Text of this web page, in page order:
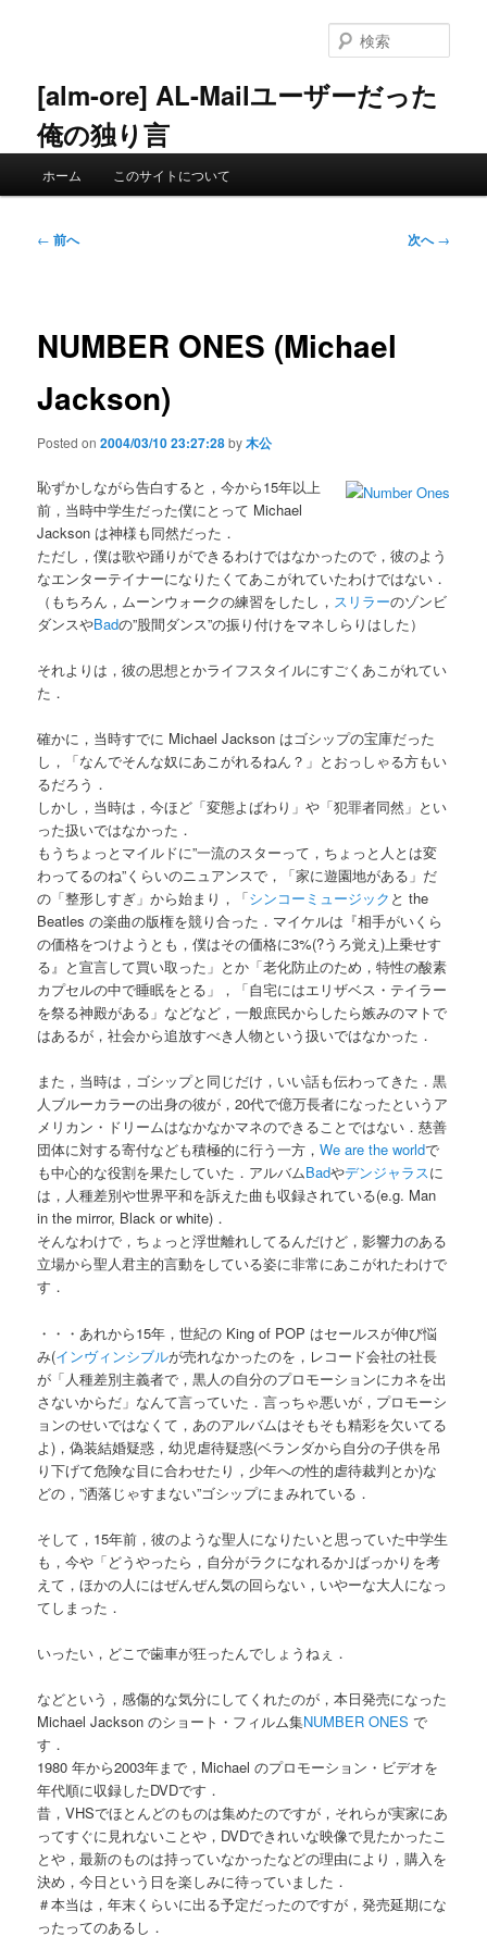
ン
へ
[alm-ore] AL-Mailユーザーだった
俺の独り言
索
ホーム このサイトについて
投
ー
ョ
← 前へ 次へ→
NUMBER ONES (Michael
Jackson)
Posted on2004/03/10 23:27:28by木公
恥ずかしながら告白すると，今から15年以上
前，当時中学生だった僕にとって Michael
Jackson は神様も同然だった．
ただし，僕は歌や踊りができるわけではなかったので，彼のよう
なエンターテイナーになりたくてあこがれていたわけではない．
（もちろん，ムーンウォークの練習をしたし， スリラーのゾンビ
ダンスやBadの”股間ダンス”の振り付けをマネしらりはした）
それよりは，彼の思想とかライフスタイルにすごくあこがれてい
た．
確かに，当時すでに Michael Jackson はゴシップの宝庫だった
し，「なんでそんな奴にあこがれるねん？」とおっしゃる方もい
るだろう．
しかし，当時は，今ほど「変態よばわり」や「犯罪者同然」とい
った扱いではなかった．
もうちょっとマイルドに”一流のスターって，ちょっと人とは変
わってるのね”くらいのニュアンスで，「家に遊園地がある」だ
の「整形しすぎ」から始まり，「シンコーミュージック と the
Beatles の楽曲の版権を競り合った．マイケルは『相手がいくら
の価格をつけようとも，僕はその価格に3%(?うろ覚え)上乗せす
る』と宣言して買い取った」とか「老化防止のため，特性の酸素
カプセルの中で睡眠をとる」，「自宅にはエリザベス・テイラー
を祭る神殿がある」などなど，一般庶民からしたら嫉みのマトで
はあるが，社会から追放すべき人物という扱いではなかった．
また，当時は，ゴシップと同じだけ，いい話も伝わってきた．黒
人ブルーカラーの出身の彼が，20代で億万長者になったというア
メリカン・ドリームはなかなかマネのできることではない．慈善
団体に対する寄付なども積極的に行う一方，We are the worldで
も中心的な役割を果たしていた．アルバムBadやデンジャラスに
は，人種差別や世界平和を訴えた曲も収録されている(e.g. Man
in the mirror, Black or white)．
そんなわけで，ちょっと浮世離れしてるんだけど，影響力のある
立場から聖人君主的言動をしている姿に非常にあこがれたわけで
す．
・・・あれから15年，世紀の King of POP はセールスが伸び悩
み(インヴィンシブルが売れなかったのを，レコード会社の社長
が「人種差別主義者で，黒人の自分のプロモーションにカネを出
さないからだ」なんて言っていた．言っちゃ悪いが，プロモーシ
ョンのせいではなくて，あのアルバムはそもそも精彩を欠いてる
よ)，偽装結婚疑惑，幼児虐待疑惑(ベランダから自分の子供を吊
り下げて危険な目に合わせたり，少年への性的虐待裁判とか)な
どの，”洒落じゃすまない”ゴシップにまみれている．
そして，15年前，彼のような聖人になりたいと思っていた中学生
も，今や「どうやったら，自分がラクになれるか｣ばっかりを考
えて，ほかの人にはぜんぜん気の回らない，いやーな大人になっ
てしまった．
いったい，どこで歯車が狂ったんでしょうねぇ．
などという，感傷的な気分にしてくれたのが，本日発売になった
Michael Jackson のショート・フィルム集NUMBER ONES で
す．
1980 年から2003年まで，Michael のプロモーション・ビデオを
年代順に収録したDVDです．
昔，VHSでほとんどのものは集めたのですが，それらが実家にあ
ってすぐに見れないことや，DVDできれいな映像で見たかったこ
とや，最新のものは持っていなかったなどの理由により，購入を
決め，今日という日を楽しみに待っていました．
＃本当は，年末くらいに出る予定だったのですが，発売延期にな
ったってのあるし．